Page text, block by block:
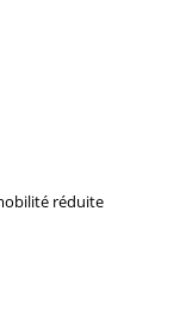
réduite